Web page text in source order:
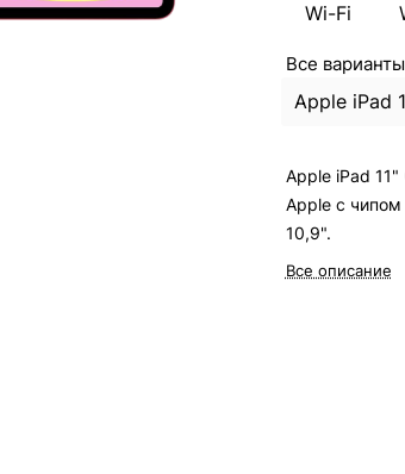
Wi-Fi
Все
Apple iPad
Apple с чипом
10,9".
Все описание